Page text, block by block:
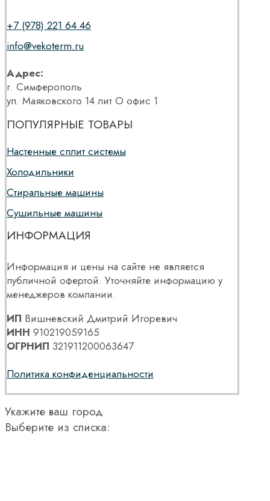
+7 (978) 221 64 46
info@vekoterm.ru
Адрес:
г. Симферополь
ул. Маяковского 14 лит О офис 1
ПОПУЛЯРНЫЕ ТОВАРЫ
Настенные сплит системы
Холодильники
Стиральные машины
Сушильные машины
ИНФОРМАЦИЯ
Информация и цены на сайте не является
публичной офертой. Уточняйте информацию у
менеджеров компании.
ИП Вишневский Дмитрий Игоревич
ИНН 910219059165
ОГРНИП 321911200063647
Политика конфиденциальности
Укажите ваш город
Выберите из списка: